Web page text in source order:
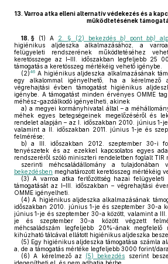
13. Varroa atka elleni alternatív védekezés és a
működtetésének
18. § (1) A 2. § (2) bekezdés b) pont bb)
higiénikus aljdeszka alkalmazásához, a
felügyeleti rendszerének működtetéséhez
keretösszege az I–III. időszakban legfeljebb 25
támogatás a keretösszeg mértékéig vehető igénybe.
(2)46 A higiénikus aljdeszka alkalmazásának
egy alkalommal igényelhető, ha a kérelmező
végrehajtási évben támogatást higiénikus
igénybe. A támogatást minden érvényes OMME
méhész-gazdálkodó igényelheti, akinek
a) a megyei kormányhivatal által – a
méhek egyes betegségeinek megelőzéséről és
rendelet alapján – az I. időszakban 2010. június 1-
valamint a II. időszakban 2011. június 1-je és
felmérése;
b) a III. időszakban 2012. szeptember 30-i
tenyészetek és az ezekkel kapcsolatos egyes
rendszeréről szóló miniszteri rendeletben foglalt TIR
szerinti méhcsaládállomány a
bekezdésben meghatározott keretösszeg mértékéig
(3) A varroa atka fertőzöttség hazai felügyeleti
támogatását az I–III. időszakban – végrehajtási
OMME igényelheti.
(4) A higiénikus aljdeszka alkalmazásának
időszakban 2010. június 1-je és szeptember 30-a
június 1-je és szeptember 30-a között, valamint a
je és szeptember 30-a között végzett
méhcsaládszám legfeljebb 20%-ának megfelelő
kihúzható tálcával ellátott higiénikus aljdeszka
(5) Egy higiénikus aljdeszka támogatása számla
a, de a támogatás mértéke legfeljebb 3000 forint/
(6) A kérelmező az (5) bekezdés szerint